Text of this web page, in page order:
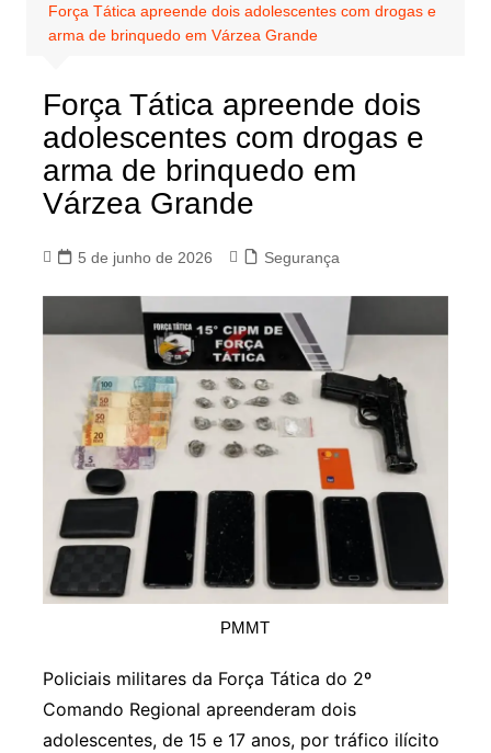
Força Tática apreende dois adolescentes com drogas e
arma de brinquedo em Várzea Grande
Força Tática apreende dois
adolescentes com drogas e
arma de brinquedo em
Várzea Grande
5 de junho de 2026 Segurança
PMMT
Policiais militares da Força Tática do 2º
Comando Regional apreenderam dois
adolescentes, de 15 e 17 anos, por tráfico ilícito